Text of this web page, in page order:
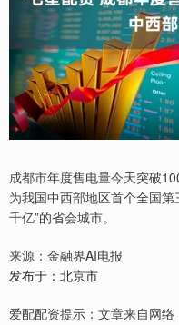
成都市年度售电量今天突破
为我国中西部地区首个全国
千亿”的省会城市。
来源：金融界AI电报
发布于：北京市
爱配配资提示：文章来自网络